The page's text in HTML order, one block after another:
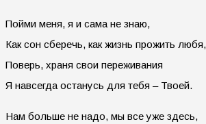
Пойми меня, я и сама не знаю,
Как сон сберечь, как жизнь прожить любя,
Поверь, храня свои переживания
Я навсегда останусь для тебя – Твоей.
Нам больше не надо, мы все уже здесь,